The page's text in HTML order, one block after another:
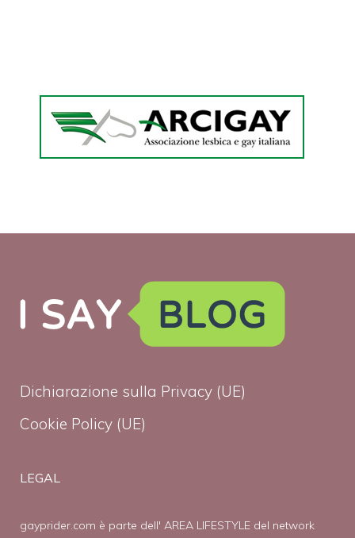
Dichiarazione sulla Privacy (UE)
Cookie Policy (UE)
LEGAL
gayprider.com è parte dell' AREA LIFESTYLE del network